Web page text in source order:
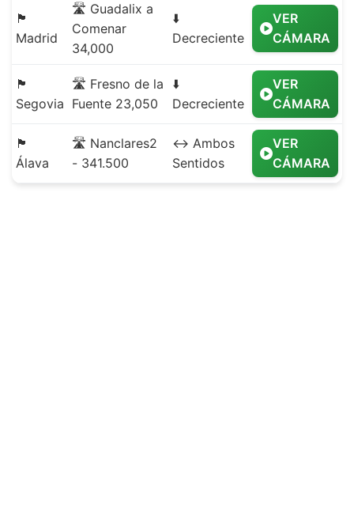
🏴
Madrid
🛣️ Guadalix a
Comenar
34,000
⬇️
Decreciente
VER
CÁMARA
🏴
Segovia
🛣️ Fresno de la
Fuente 23,050
⬇️
Decreciente
VER
CÁMARA
🏴
Álava
🛣️ Nanclares2
- 341.500
↔️ Ambos
Sentidos
VER
CÁMARA